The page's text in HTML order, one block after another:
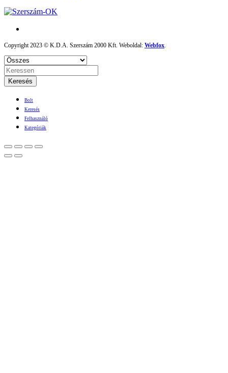
Copyright 2023 © K.D.A. Szerszám 2000 Kft. Weboldal: Webfox
Keresés
Bolt
Keresés
Felhasználó
Kategóriák